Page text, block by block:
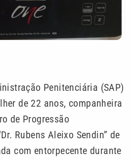
Penitenciária (SAP)
de 22 anos, companheira
de Progressão
Rubens Aleixo Sendin” de
com entorpecente durante